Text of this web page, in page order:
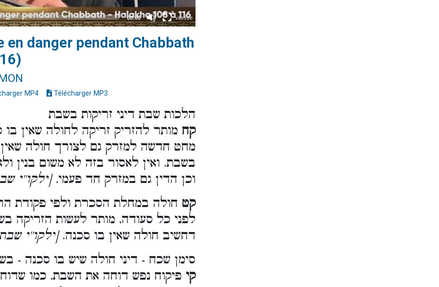
en danger pendant Chabbath
MP4 Télécharger MP3
הלכות שבת דיני זריקות בשבת
קח מותר להזריק זריקה לחולה שאין
מחט חדשה למזרק גם לצורך חולה
בשבת. ואין לאסור בזה לא משום בנין
וכן הדין גם במזרק חד פעמי. [ילקו''י
קט חולה במחלת הסכרת ולפי פקודת
לפני כל סעודה, מותר לעשות הזריקה
דחשיב חולה שאין בו סכנה.[ילקו''י
סימן שכח - דיני חולה שיש בו סכנה -
קי פיקוח נפש דוחה את השבת, כמו